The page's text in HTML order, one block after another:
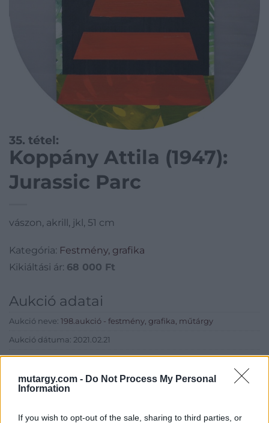
mutargy.com - Do Not Process My Personal
Information
If you wish to opt-out of the sale, sharing to third parties, or
35. tétel:
Koppány Attila (1947):
Jurassic Parc
vászon, akrill, jkl, 51 cm
Kategória: Festmény, grafika
Kikiáltási ár: 68 000 Ft
Aukció adatai
Aukció neve: 198.aukció - festmény, grafika, műtárgy
Aukció dátuma: 2021.02.21
Aukció ideje: 18:00
Aukció helye: II. Zsigmond tér 8.